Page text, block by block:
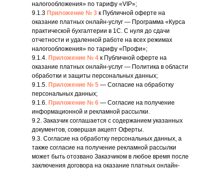
налогообложения» по тарифу «VIP»;
9.1.3 Приложение № 3 к Публичной оферте на
оказание платных онлайн-услуг — Программа «Курса
практической бухгалтерии в 1С. С нуля до сдачи
отчетности и удаленной работе на всех режимах
налогообложения» по тарифу «Профи»;
9.1.4. Приложение № 4 к Публичной оферте на
оказание платных онлайн-услуг — Политика в области
обработки и защиты персональных данных;
9.1.5. Приложение № 5 — Согласие на обработку
персональных данных;
9.1.6. Приложение № 6 — Согласие на получение
информационной и рекламной рассылки.
9.2. Заказчик соглашается с содержанием указанных
документов, совершая акцепт Оферты.
9.3. Согласие на обработку персональных данных, а
также согласие на получение рекламной рассылки
может быть отозвано Заказчиком в любое время после
заключения договора на оказание платных онлайн-